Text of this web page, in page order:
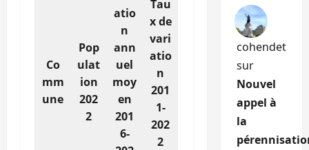
Co
mm
une
Pop
ulat
ion
202
2
atio
n
ann
uel
moy
en
201
6-
Tau
x de
vari
atio
n
201
1-
202
2
cohendet
sur
Nouvel
appel à
la